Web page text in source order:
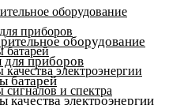
оборудование
приборов
батарей
электроэнергии
сигналов и спектра
оборудование
для приборов
батарей
качества электроэнергии